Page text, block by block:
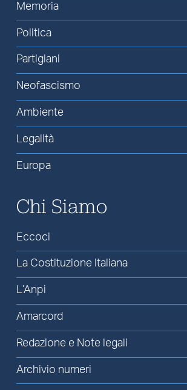
Memoria
Politica
Partigiani
Neofascismo
Ambiente
Legalità
Europa
Chi Siamo
Eccoci
La Costituzione Italiana
L’Anpi
Amarcord
Redazione e Note legali
Archivio numeri